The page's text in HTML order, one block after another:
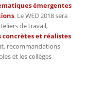
émergentes
. Le WED 2018 sera
de travail,
concrètes et réalistes
recommandations
et les collèges